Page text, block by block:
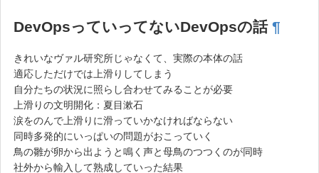
DevOpsっていってないDevOpsの話 ¶
きれいなヴァル研究所じゃなくて、実際の本体の話
適応しただけでは上滑りしてしまう
自分たちの状況に照らし合わせてみることが必要
上滑りの文明開化：夏目漱石
涙をのんで上滑りに滑っていかなければならない
同時多発的にいっぱいの問題がおこっていく
鳥の雛が卵から出ようと鳴く声と母鳥のつつくのが同時
社外から輸入して熟成していった結果